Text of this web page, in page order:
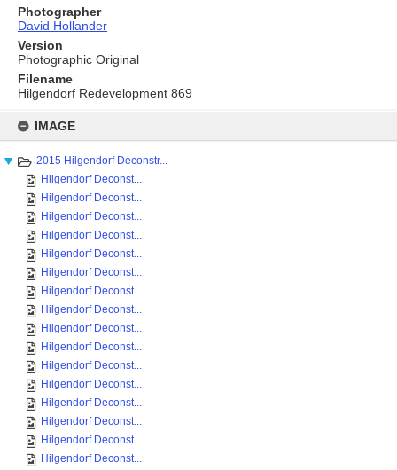
content
IMAGE
2015 Hilgendorf Deconstr...
Hilgendorf Deconst...
Hilgendorf Deconst...
Hilgendorf Deconst...
Hilgendorf Deconst...
Hilgendorf Deconst...
Hilgendorf Deconst...
Hilgendorf Deconst...
Hilgendorf Deconst...
Hilgendorf Deconst...
Hilgendorf Deconst...
Hilgendorf Deconst...
Hilgendorf Deconst...
Hilgendorf Deconst...
Hilgendorf Deconst...
Hilgendorf Deconst...
Hilgendorf Deconst...
Photographer
David Hollander
Version
Photographic Original
Filename
Hilgendorf Redevelopment 869